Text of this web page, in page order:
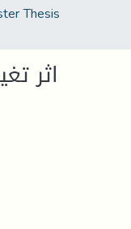
Thesis
اثر